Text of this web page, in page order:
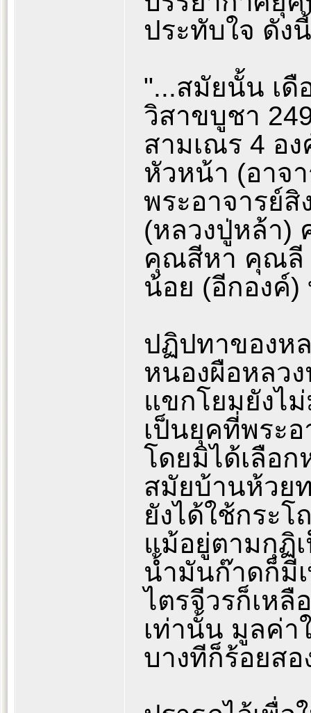
ประทับใจ ดังนี้
"...สมัยนั้น เ
วิสาขบูชา
สามเณร 4 อ
หัวหน้า (อาจ
พระอาจารย์
(หลวงปู่หล้า
คุณสีหา คุณลี
น้อย (อีกองค์
ปฏิปทาของห
หนองผือหลว
แขกโยมยังไ
เป็นยุคที่พระ
โดยมิได้เลือ
สมัยบ้านห้วย
ยังได้ใช้กระ
แม้อยู่ตามกุฏิ
น้ำมันก๊าดก็มี
ไตรจีวรก็เหลื
เท่านั้น มูลค่า
บางทีก็ร้อยสอ